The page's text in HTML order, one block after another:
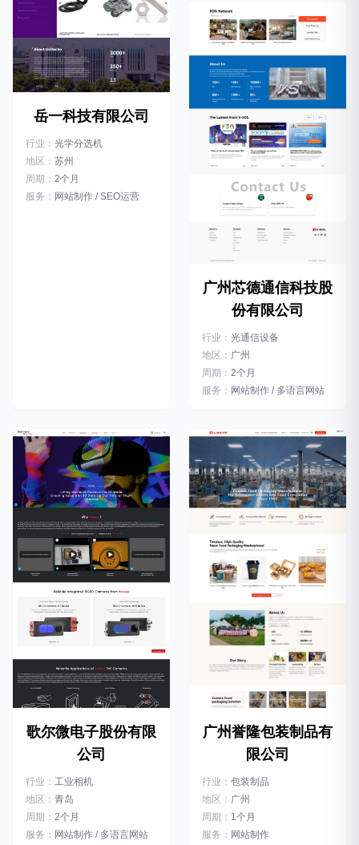
岳一科技有限公司
行业： 光学分选机
地区： 苏州
周期： 2个月
服务： 网站制作 / SEO运营
广州芯德通信科技股
份有限公司
行业： 光通信设备
地区： 广州
周期： 2个月
服务： 网站制作 / 多语言网站
歌尔微电子股份有限
公司
行业： 工业相机
地区： 青岛
周期： 2个月
服务： 网站制作 / 多语言网站
广州誉隆包装制品有
限公司
行业： 包装制品
地区： 广州
周期： 1个月
服务： 网站制作